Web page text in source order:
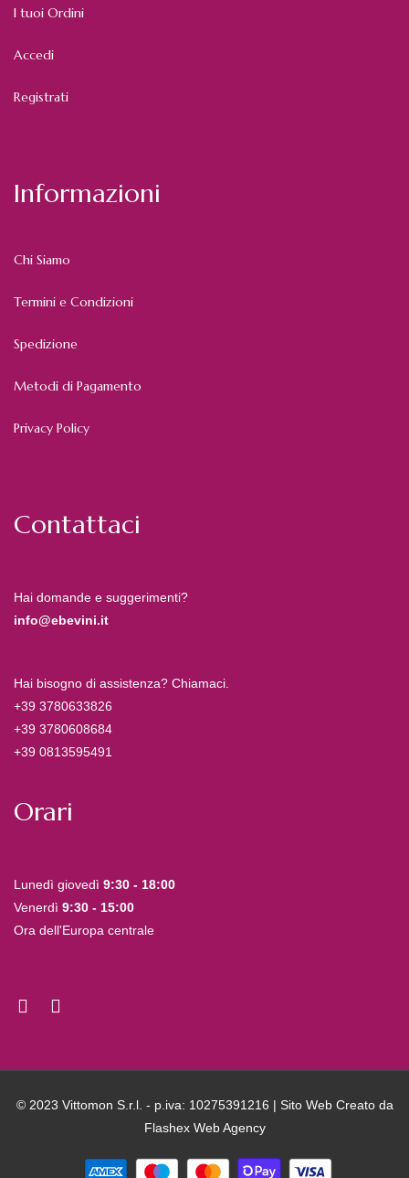
I tuoi Ordini
Accedi
Registrati
Informazioni
Chi Siamo
Termini e Condizioni
Spedizione
Metodi di Pagamento
Privacy Policy
Contattaci
Hai domande e suggerimenti?
info@ebevini.it
Hai bisogno di assistenza? Chiamaci.
+39 3780633826
+39 3780608684
+39 0813595491
Orari
Lunedì giovedì 9:30 - 18:00
Venerdì 9:30 - 15:00
Ora dell'Europa centrale
© 2023 Vittomon S.r.l. - p.iva: 10275391216 | Sito Web Creato da
Flashex Web Agency